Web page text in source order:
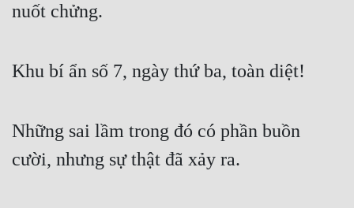
nuốt chửng.
Khu bí ẩn số 7, ngày thứ ba, toàn diệt!
Những sai lầm trong đó có phần buồn
cười, nhưng sự thật đã xảy ra.